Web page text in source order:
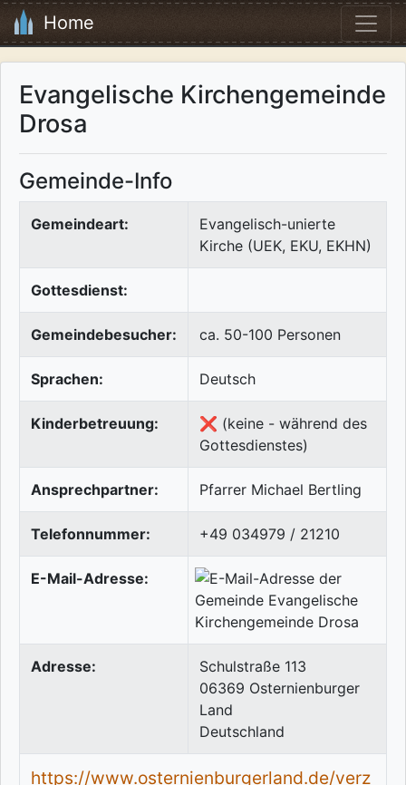
Home
Evangelische Kirchengemeinde
Drosa
Gemeinde-Info
Gemeindeart:
Evangelisch-unierte
Kirche (UEK, EKU, EKHN)
Gottesdienst:
Gemeindebesucher: ca. 50-100 Personen
Sprachen: Deutsch
Kinderbetreuung:
❌ (keine - während des
Gottesdienstes)
Ansprechpartner: Pfarrer Michael Bertling
Telefonnummer: +49 034979 / 21210
E-Mail-Adresse:
Adresse:
Schulstraße 113
06369 Osternienburger
Land
Deutschland
https://www.osternienburgerland.de/verz